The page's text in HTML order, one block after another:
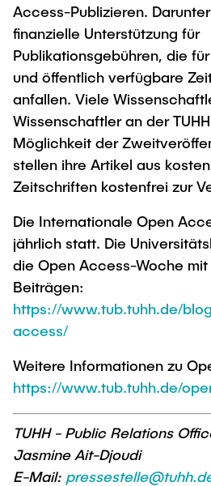
Overview
Access-Publizieren.
finanzielle Unterstützung für
Publikationsgebühren, die
und öffentlich verfügbare
anfallen. Viele
Wissenschaftler an der
Möglichkeit der
stellen ihre Artikel aus
Zeitschriften kostenfrei zur
Die Internationale Open
jährlich statt. Die
die Open Access-Woche
Beiträgen:
https://www.tub.tuhh.de/
access/
Weitere Informationen zu
https://www.tub.tuhh.de/
TUHH - Public Relations
Jasmine Ait-Djoudi
E-Mail: